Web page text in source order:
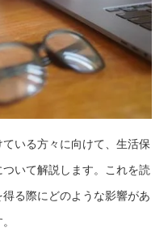
いる方々に向けて、生活保
いて解説します。これを読
る際にどのような影響があ